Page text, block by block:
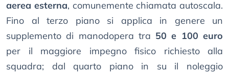
aerea esterna, comunemente chiamata autoscala.
Fino al terzo piano si applica in genere un
supplemento di manodopera tra 50 e 100 euro
per il maggiore impegno fisico richiesto alla
squadra; dal quarto piano in su il noleggio